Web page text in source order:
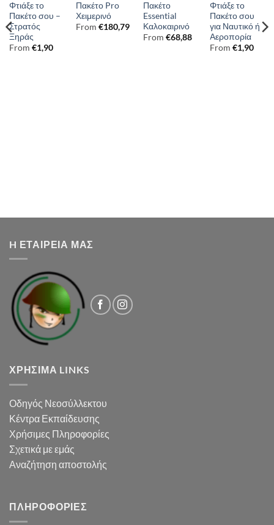
Φτιάξε το
Πακέτο σου –
Στρατός
Ξηράς
From €1,90
Πακέτο Pro
Χειμερινό
From €180,79
Πακέτο
Essential
Καλοκαιρινό
From €68,88
Φτιάξε το
Πακέτο σου
για Ναυτικό ή
Αεροπορία
From €1,90
H ΕΤΑΙΡΕΙΑ ΜΑΣ
ΧΡΉΣΙΜΑ LINKS
Οδηγός Νεοσύλλεκτου
Κέντρα Εκπαίδευσης
Χρήσιμες Πληροφορίες
Σχετικά με εμάς
Αναζήτηση αποστολής
ΠΛΗΡΟΦΟΡΊΕΣ